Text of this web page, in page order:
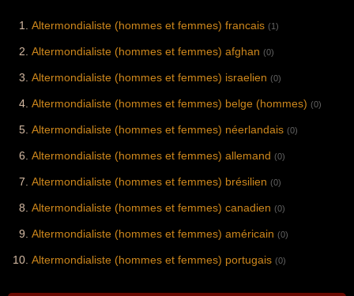
Altermondialiste (hommes et femmes) francais (1)
Altermondialiste (hommes et femmes) afghan (0)
Altermondialiste (hommes et femmes) israelien (0)
Altermondialiste (hommes et femmes) belge (hommes) (0)
Altermondialiste (hommes et femmes) néerlandais (0)
Altermondialiste (hommes et femmes) allemand (0)
Altermondialiste (hommes et femmes) brésilien (0)
Altermondialiste (hommes et femmes) canadien (0)
Altermondialiste (hommes et femmes) américain (0)
Altermondialiste (hommes et femmes) portugais (0)